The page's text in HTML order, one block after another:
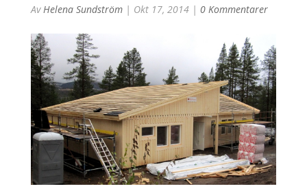
AvHelena Sundström| Okt 17, 2014| 0 Kommentarer